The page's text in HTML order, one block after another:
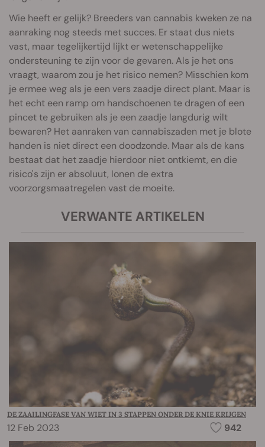
Wie heeft er gelijk? Breeders van cannabis kweken ze na
aanraking nog steeds met succes. Er staat dus niets
vast, maar tegelijkertijd lijkt er wetenschappelijke
ondersteuning te zijn voor de gevaren. Als je het ons
vraagt, waarom zou je het risico nemen? Misschien kom
je ermee weg als je een vers zaadje direct plant. Maar is
het echt een ramp om handschoenen te dragen of een
pincet te gebruiken als je een zaadje langdurig wilt
bewaren? Het aanraken van cannabiszaden met je blote
handen is niet direct een doodzonde. Maar als de kans
bestaat dat het zaadje hierdoor niet ontkiemt, en die
risico's zijn er absoluut, lonen de extra
voorzorgsmaatregelen vast de moeite.
VERWANTE ARTIKELEN
DE ZAAILINGFASE VAN WIET IN 3 STAPPEN ONDER DE KNIE KRIJGEN
12 Feb 2023 942